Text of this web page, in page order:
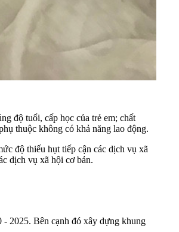
độ tuổi, cấp học của trẻ em; chất
thuộc không có khả năng lao động.
độ thiếu hụt tiếp cận các dịch vụ xã
dịch vụ xã hội cơ bản.
2025. Bên cạnh đó xây dựng khung